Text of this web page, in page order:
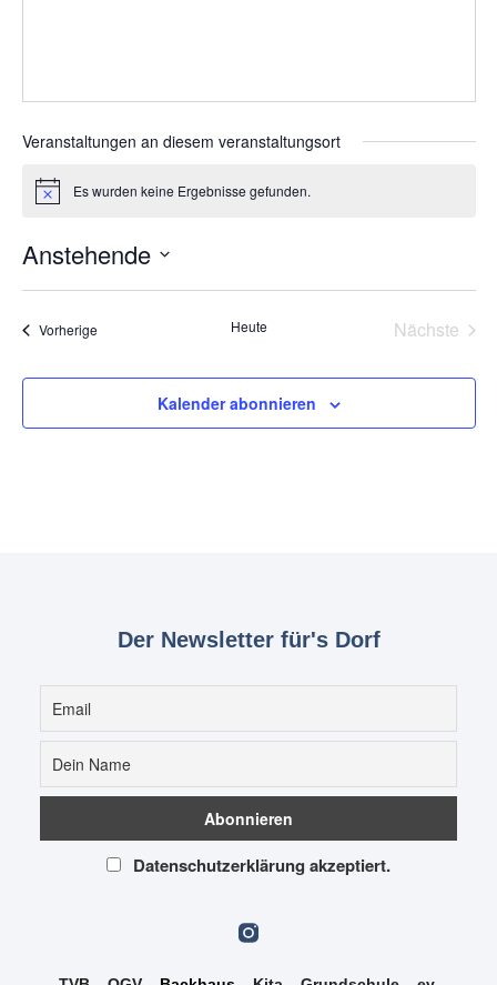
Veranstaltungen an diesem veranstaltungsort
HinweisEs wurden keine Ergebnisse gefunden.
Anstehende
Datum
VorherigeVeranstaltungen Heute
Nächste
Kalender abonnieren
Der Newsletter für's Dorf
Datenschutzerklärung akzeptiert.